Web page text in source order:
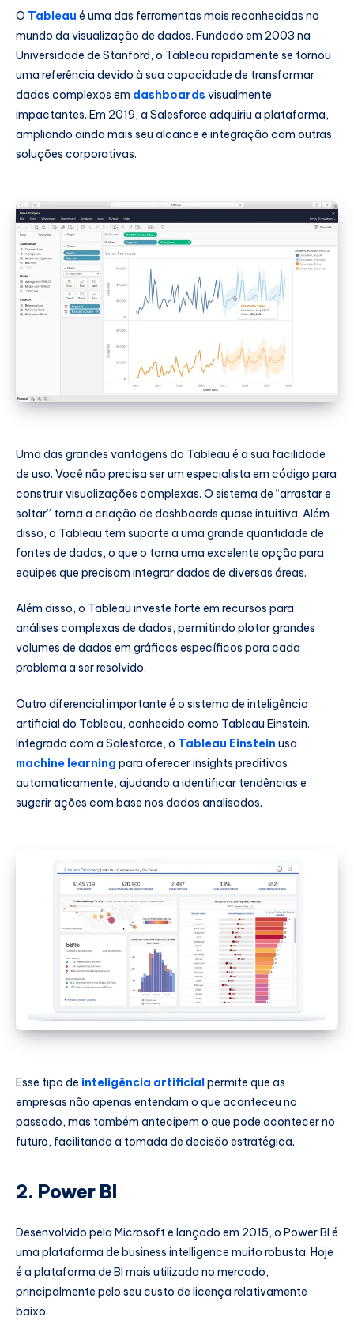
O Tableau é uma das ferramentas mais reconhecidas no
mundo da visualização de dados. Fundado em 2003 na
Universidade de Stanford, o Tableau rapidamente se tornou
uma referência devido à sua capacidade de transformar
dados complexos em dashboards visualmente
impactantes. Em 2019, a Salesforce adquiriu a plataforma,
ampliando ainda mais seu alcance e integração com outras
soluções corporativas.
Uma das grandes vantagens do Tableau é a sua facilidade
de uso. Você não precisa ser um especialista em código para
construir visualizações complexas. O sistema de “arrastar e
soltar” torna a criação de dashboards quase intuitiva. Além
disso, o Tableau tem suporte a uma grande quantidade de
fontes de dados, o que o torna uma excelente opção para
equipes que precisam integrar dados de diversas áreas.
Além disso, o Tableau investe forte em recursos para
análises complexas de dados, permitindo plotar grandes
volumes de dados em gráficos específicos para cada
problema a ser resolvido.
Outro diferencial importante é o sistema de inteligência
artificial do Tableau, conhecido como Tableau Einstein.
Integrado com a Salesforce, o Tableau Einstein usa
machine learning para oferecer insights preditivos
automaticamente, ajudando a identificar tendências e
sugerir ações com base nos dados analisados.
Esse tipo de inteligência artificialpermite que as
empresas não apenas entendam o que aconteceu no
passado, mas também antecipem o que pode acontecer no
futuro, facilitando a tomada de decisão estratégica.
2. Power BI
Desenvolvido pela Microsoft e lançado em 2015, o Power BI é
uma plataforma de business intelligence muito robusta. Hoje
é a plataforma de BI mais utilizada no mercado,
principalmente pelo seu custo de licença relativamente
baixo.